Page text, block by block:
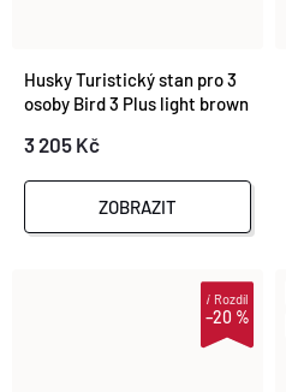
Husky Turistický stan pro 3
osoby Bird 3 Plus light brown
3 205 Kč
ZOBRAZIT
–20 %
iRozdíl